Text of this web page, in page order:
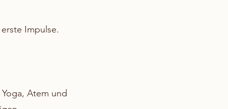
Impulse.
Atem und